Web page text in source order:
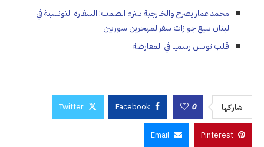
محمد عمار يصرح والخارجية تلتزم الصمت: السفارة التونسية في
لبنان تبيع جوازات سفر لمهجرين سوريين
قلب تونس رسميا في المعارضة
شاركها 0
Facebook
Twitter
Pinterest
Email